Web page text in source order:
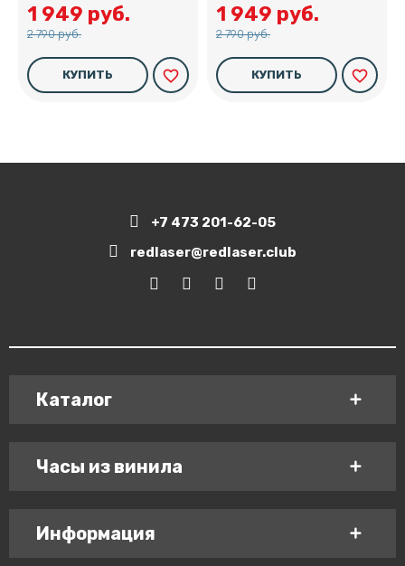
1 949 руб.
2 790 руб.
КУПИТЬ favorite_border
1 949 руб.
2 790 руб.
КУПИТЬ favorite_border
+7 473 201-62-05
redlaser@redlaser.club
Каталог
Часы из винила
Информация